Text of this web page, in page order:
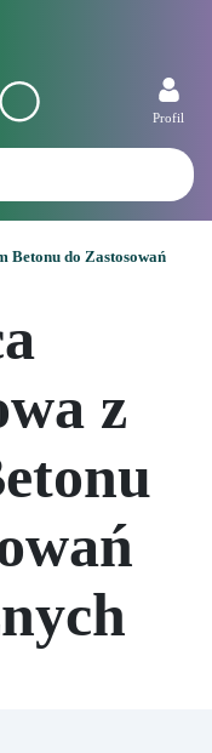
Profil
Betonu do Zastosowań
z